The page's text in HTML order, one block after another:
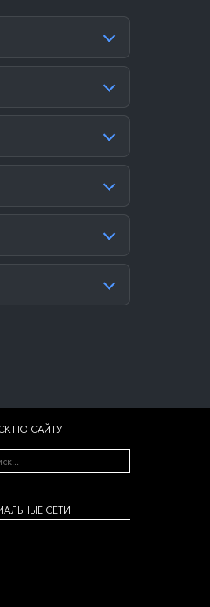
ПО САЙТУ
СЕТИ